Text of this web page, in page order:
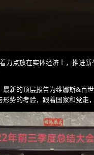
力点放在实体经济上，推进
新的顶层报告为维娜斯&百
势的考验，跟着国家和党走